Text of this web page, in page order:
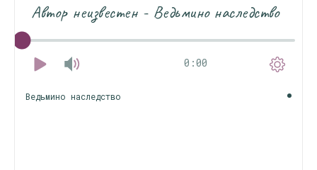
Автор неизвестен - Ведьмино наследство
0:00
Ведьмино наследство